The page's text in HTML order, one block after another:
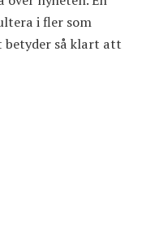
i fler som
betyder så klart att